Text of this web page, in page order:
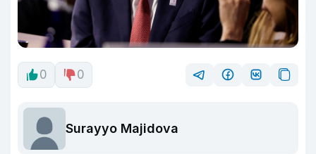
0 0
Surayyo Majidova